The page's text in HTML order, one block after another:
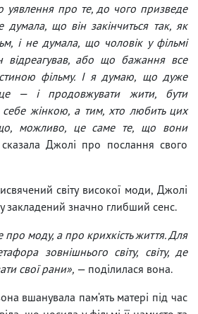
уявлення про те, до чого призведе
що він закінчиться так, як
і не думала, що чоловік у фільмі
відреагував, або що бажання все
фільму. І я думаю, що дуже
— і продовжувати жити, бути
себе жінкою, а тим, хто любить цих
що, можливо, це саме те, що вони
Джолі про послання свого
світу високої моди, Джолі
закладений значно глибший сенс.
моду, а про крихкість життя. Для
зовнішнього світу, світу, де
свої рани», — поділилася вона.
вшанувала пам’ять матері під час